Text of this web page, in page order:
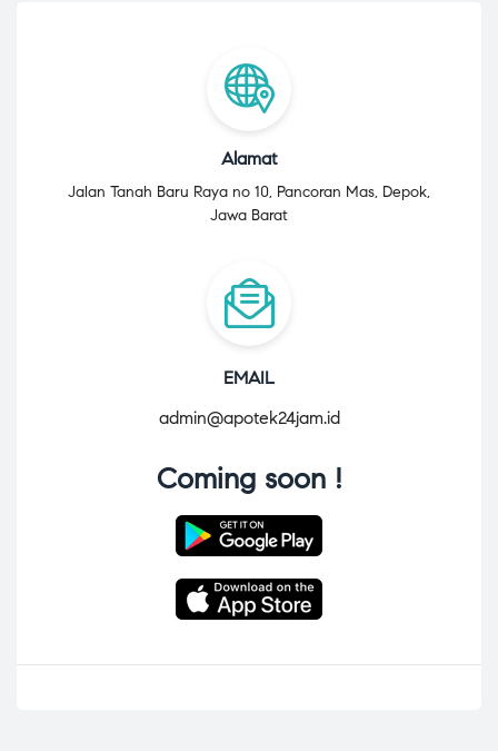
Alamat
Jalan Tanah Baru Raya no 10, Pancoran Mas, Depok,
Jawa Barat
EMAIL
admin@apotek24jam.id
Coming soon !